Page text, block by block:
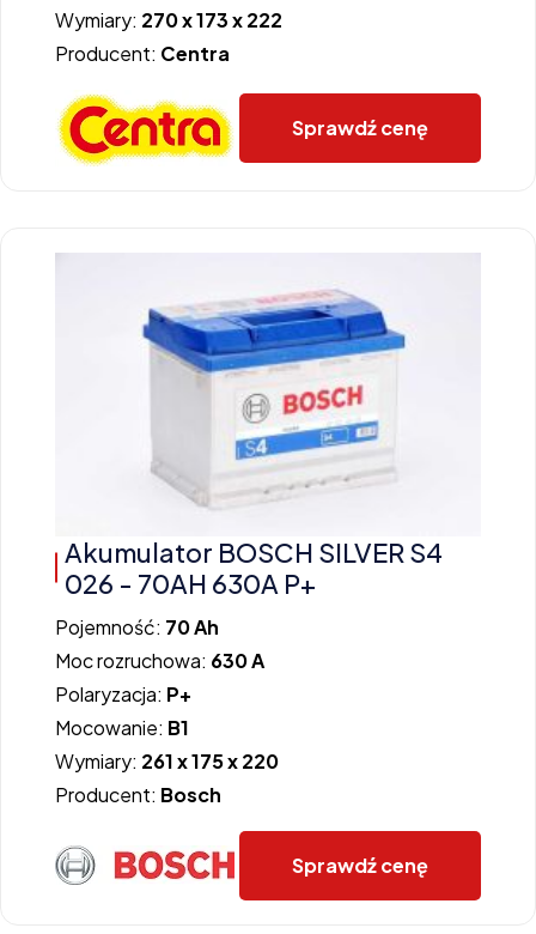
Wymiary: 270 x 173 x 222
Producent: Centra
Sprawdź cenę
Akumulator BOSCH SILVER S4
026 - 70AH 630A P+
Pojemność: 70 Ah
Moc rozruchowa: 630 A
Polaryzacja: P+
Mocowanie: B1
Wymiary: 261 x 175 x 220
Producent: Bosch
Sprawdź cenę